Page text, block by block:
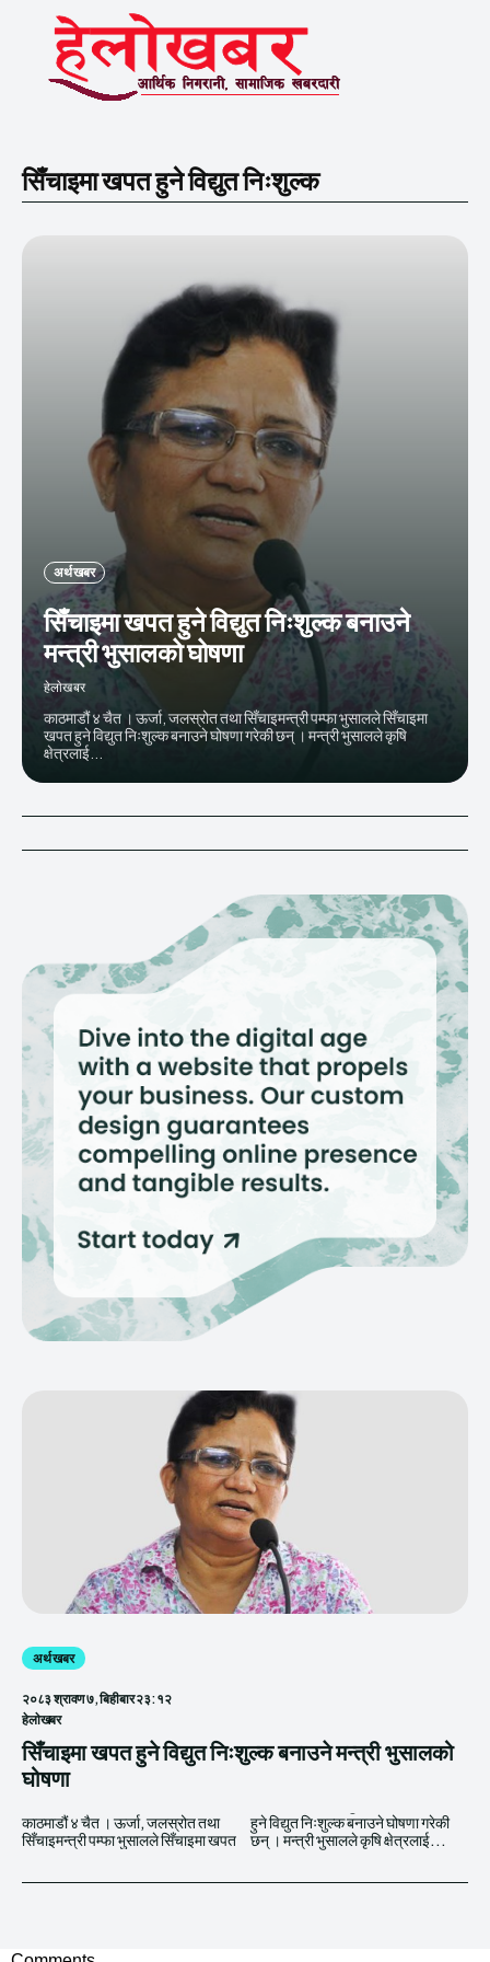
सिँचाइमा खपत हुने विद्युत निःशुल्क
अर्थ खबर
सिँचाइमा खपत हुने विद्युत निःशुल्क बनाउने
मन्त्री भुसालको घोषणा
हेलाेखबर
काठमाडौं ४ चैत । ऊर्जा, जलस्रोत तथा सिँचाइमन्त्री पम्फा भुसालले सिँचाइमा
खपत हुने विद्युत निःशुल्क बनाउने घोषणा गरेकी छन् । मन्त्री भुसालले कृषि
क्षेत्रलाई...
अर्थ खबर
२०८३ श्रावण ७, बिहीबार २३:१२
हेलाेखबर
सिँचाइमा खपत हुने विद्युत निःशुल्क बनाउने मन्त्री भुसालको
घोषणा
काठमाडौं ४ चैत । ऊर्जा, जलस्रोत तथा
सिँचाइमन्त्री पम्फा भुसालले सिँचाइमा खपत
हुने विद्युत निःशुल्क बनाउने घोषणा गरेकी
छन् । मन्त्री भुसालले कृषि क्षेत्रलाई...